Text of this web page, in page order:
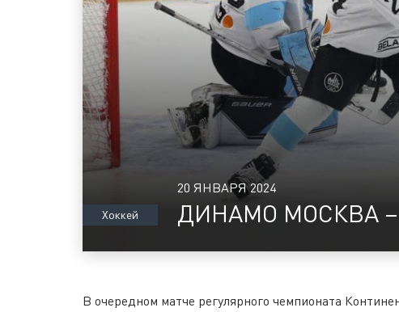
Хоккей
20 ЯНВАРЯ 2024
ДИНАМО МОСКВА
В очередном матче регулярного чемпионата